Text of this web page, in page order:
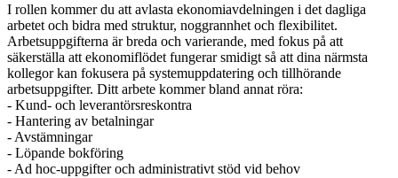
I rollen kommer du att avlasta ekonomiavdelningen i det dagliga
arbetet och bidra med struktur, noggrannhet och flexibilitet.
Arbetsuppgifterna är breda och varierande, med fokus på att
säkerställa att ekonomiflödet fungerar smidigt så att dina närmsta
kollegor kan fokusera på systemuppdatering och tillhörande
arbetsuppgifter. Ditt arbete kommer bland annat röra:
- Kund- och leverantörsreskontra
- Hantering av betalningar
- Avstämningar
- Löpande bokföring
- Ad hoc-uppgifter och administrativt stöd vid behov